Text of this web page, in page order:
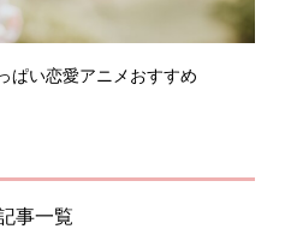
ぱい恋愛アニメおすすめ
事一覧